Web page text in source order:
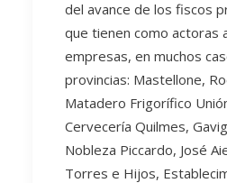
del avance de los fiscos
que tienen como actoras
empresas, en muchos
provincias: Mastellone,
Matadero Frigorífico
Cervecería Quilmes,
Nobleza Piccardo, José
Torres e Hijos,